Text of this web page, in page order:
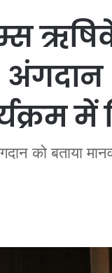
में
को बताया